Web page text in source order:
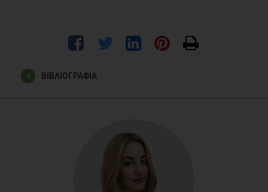
ΒΙΒΛΙΟΓΡΑΦΙΑ
meal or snack consumption: A systematic review. Maternal &
child nutrition, 13(4), e12428.
https://doi.org/10.1111/mcn.12428
Harris, J. L., Bargh, J. A., & Brownell, K. D. (2009). Priming